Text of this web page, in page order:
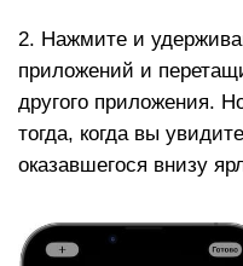
2. Нажмите и
приложений и
другого приложения.
тогда, когда вы
оказавшегося внизу